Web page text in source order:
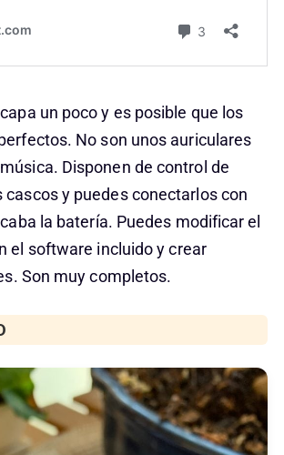
un poco y es posible que los
No son unos auriculares
Disponen de control de
cascos y puedes conectarlos con
la batería. Puedes modificar el
el software incluido y crear
Son muy completos.